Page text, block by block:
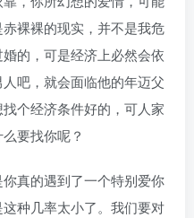
裸裸的现实，并不是我危
的，可是经济上必然会依
吧，就会面临他的年迈父
个经济条件好的，可人家
要找你呢？
真的遇到了一个特别爱你
种几率太小了。我们要对